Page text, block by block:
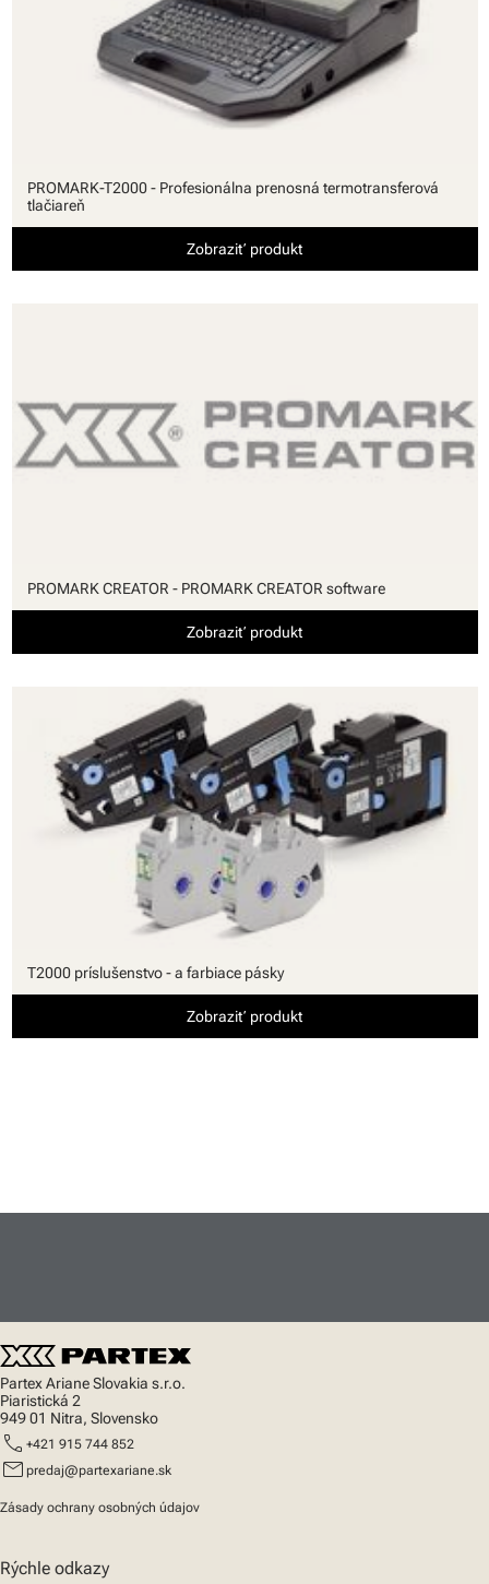
PROMARK-T2000 - Profesionálna prenosná termotransferová
tlačiareň
Zobraziť produkt
PROMARK CREATOR - PROMARK CREATOR software
Zobraziť produkt
T2000 príslušenstvo - a farbiace pásky
Zobraziť produkt
Partex Ariane Slovakia s.r.o.
Piaristická 2
949 01 Nitra, Slovensko
call +421 915 744 852
mail predaj@partexariane.sk
Zásady ochrany osobných údajov
Rýchle odkazy